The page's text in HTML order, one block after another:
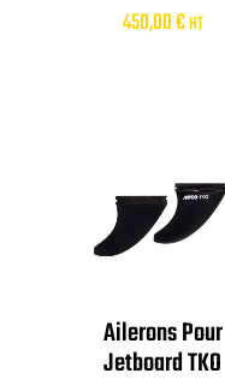
450,00€HT
Ailerons Pour
Jetboard TKO